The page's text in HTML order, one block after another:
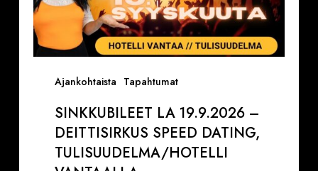
Ajankohtaista Tapahtumat
SINKKUBILEET LA 19.9.2026 –
DEITTISIRKUS SPEED DATING,
TULISUUDELMA/HOTELLI